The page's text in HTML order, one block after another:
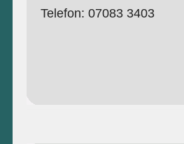
Telefon: 07083 3403